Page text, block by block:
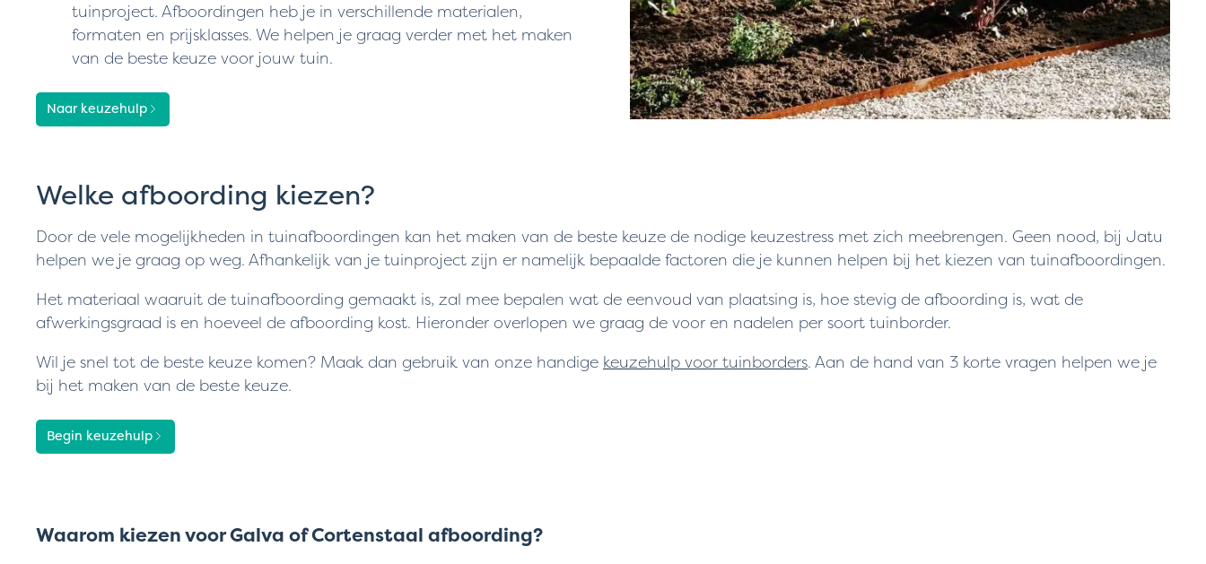
tuinproject. Afboordingen heb je in verschillende materialen,
formaten en prijsklasses. We helpen je graag verder met het maken
van de beste keuze voor jouw tuin.
Naar keuzehulp
Welke afboording kiezen?
Door de vele mogelijkheden in tuinafboordingen kan het maken van de beste keuze de nodige keuzestress met zich meebrengen. Geen nood, bij Jatu
helpen we je graag op weg. Afhankelijk van je tuinproject zijn er namelijk bepaalde factoren die je kunnen helpen bij het kiezen van tuinafboordingen.
Het materiaal waaruit de tuinafboording gemaakt is, zal mee bepalen wat de eenvoud van plaatsing is, hoe stevig de afboording is, wat de
afwerkingsgraad is en hoeveel de afboording kost. Hieronder overlopen we graag de voor en nadelen per soort tuinborder.
Wil je snel tot de beste keuze komen? Maak dan gebruik van onze handige keuzehulp voor tuinborders. Aan de hand van 3 korte vragen helpen we je
bij het maken van de beste keuze.
Begin keuzehulp
Waarom kiezen voor Galva of Cortenstaal afboording?